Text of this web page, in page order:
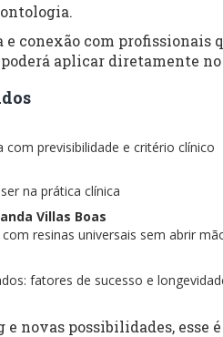
conexão com profissionais
aplicar diretamente no
previsibilidade e critério clínico
na prática clínica
Villas Boas
resinas universais sem abrir
fatores de sucesso e
novas possibilidades, esse é